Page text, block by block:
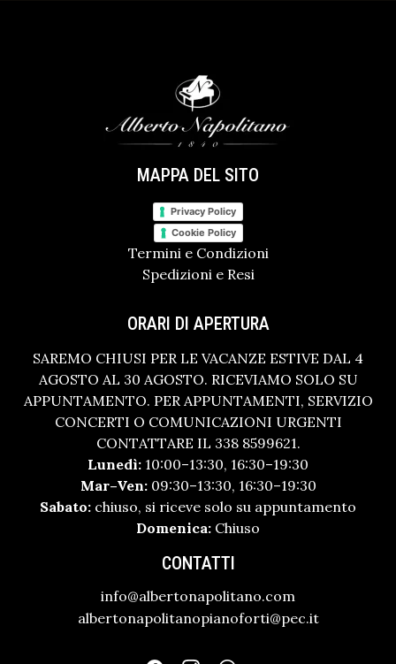
MAPPA DEL SITO
Privacy Policy
Cookie Policy
Termini e Condizioni
Spedizioni e Resi
ORARI DI APERTURA
SAREMO CHIUSI PER LE VACANZE ESTIVE DAL 4
AGOSTO AL 30 AGOSTO. RICEVIAMO SOLO SU
APPUNTAMENTO. PER APPUNTAMENTI, SERVIZIO
CONCERTI O COMUNICAZIONI URGENTI
CONTATTARE IL 338 8599621.
Lunedì: 10:00–13:30, 16:30–19:30
Mar–Ven:09:30–13:30, 16:30–19:30
Sabato: chiuso, si riceve solo su appuntamento
Domenica: Chiuso
CONTATTI
info@albertonapolitano.com
albertonapolitanopianoforti@pec.it